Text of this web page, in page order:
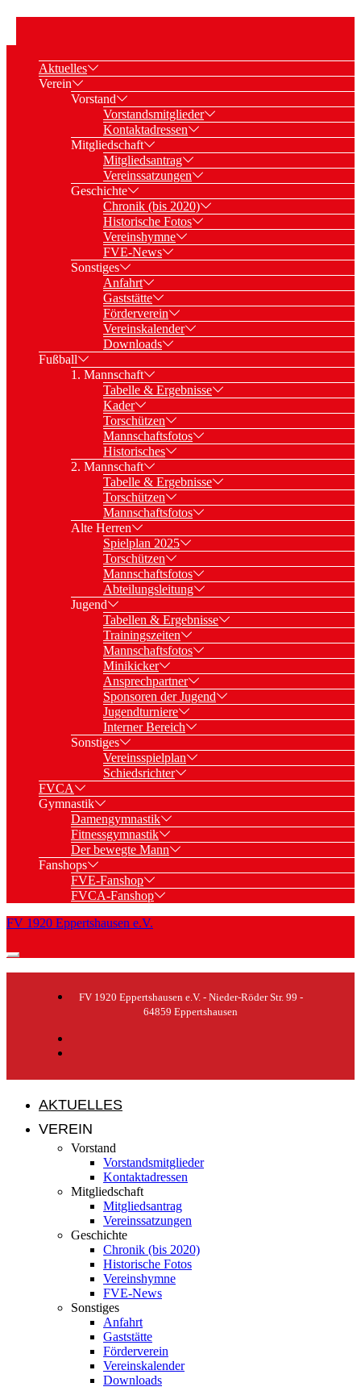
Aktuelles
Verein
Vorstand
Vorstandsmitglieder
Kontaktadressen
Mitgliedschaft
Mitgliedsantrag
Vereinssatzungen
Geschichte
Chronik (bis 2020)
Historische Fotos
Vereinshymne
FVE-News
Sonstiges
Anfahrt
Gaststätte
Förderverein
Vereinskalender
Downloads
Fußball
1. Mannschaft
Tabelle & Ergebnisse
Kader
Torschützen
Mannschaftsfotos
Historisches
2. Mannschaft
Tabelle & Ergebnisse
Torschützen
Mannschaftsfotos
Alte Herren
Spielplan 2025
Torschützen
Mannschaftsfotos
Abteilungsleitung
Jugend
Tabellen & Ergebnisse
Trainingszeiten
Mannschaftsfotos
Minikicker
Ansprechpartner
Sponsoren der Jugend
Jugendturniere
Interner Bereich
Sonstiges
Vereinsspielplan
Schiedsrichter
FVCA
Gymnastik
Damengymnastik
Fitnessgymnastik
Der bewegte Mann
Fanshops
FVE-Fanshop
FVCA-Fanshop
FV 1920 Eppertshausen e.V.
FV 1920 Eppertshausen e.V. - Nieder-Röder Str. 99 -
64859 Eppertshausen
AKTUELLES
VEREIN
Vorstand
Vorstandsmitglieder
Kontaktadressen
Mitgliedschaft
Mitgliedsantrag
Vereinssatzungen
Geschichte
Chronik (bis 2020)
Historische Fotos
Vereinshymne
FVE-News
Sonstiges
Anfahrt
Gaststätte
Förderverein
Vereinskalender
Downloads